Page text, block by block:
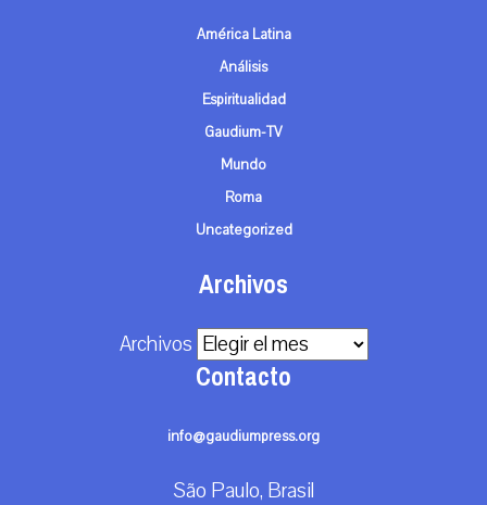
América Latina
Análisis
Espiritualidad
Gaudium-TV
Mundo
Roma
Uncategorized
Archivos
Archivos
Contacto
info@gaudiumpress.org
São Paulo, Brasil